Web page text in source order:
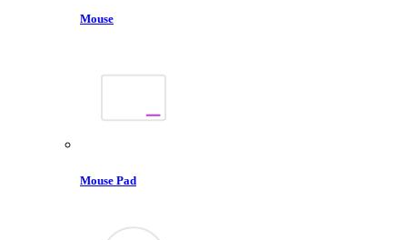
Mouse
Mouse Pad